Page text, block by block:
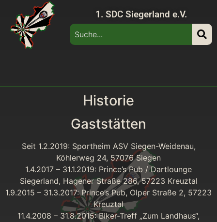
1. SDC Siegerland e.V.
Historie
Gaststätten
Seit 1.2.2019: Sportheim ASV Siegen-Weidenau,
Köhlerweg 24, 57076 Siegen
1.4.2017 – 31.1.2019: Prince’s Pub / Dartlounge
Siegerland, Hagener Straße 286, 57223 Kreuztal
1.9.2015 – 31.3.2017: Prince’s Pub, Olper Straße 2, 57223
Kreuztal
11.4.2008 – 31.8.2015: Biker-Treff „Zum Landhaus“,